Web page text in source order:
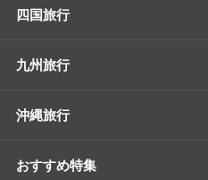
四国旅行
九州旅行
沖縄旅行
おすすめ特集